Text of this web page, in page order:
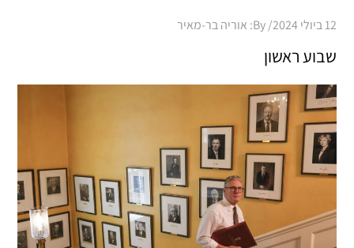
Posted
12 ביולי 2024 By: אוריה בר-מאיר
שבוע ראשון